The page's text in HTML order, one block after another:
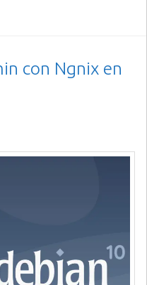
con Ngnix en